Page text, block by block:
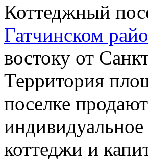
Коттеджный
Гатчинском
востоку от
Территория
поселке
коттеджи и